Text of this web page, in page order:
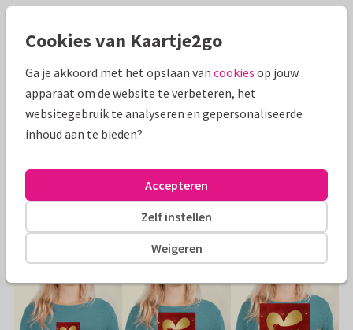
Wenskaarten ilse Opbeurend Spreuken
Specificaties bij deze kaart
Envelop: Witte vensterenvelop
Adres: Achterop de kaart
Formaten
Cookies van Kaartje2go
Ga je akkoord met het opslaan van cookies op jouw
apparaat om de website te verbeteren, het
websitegebruik te analyseren en gepersonaliseerde
inhoud aan te bieden?
Weigeren
Zelf instellen
Accepteren